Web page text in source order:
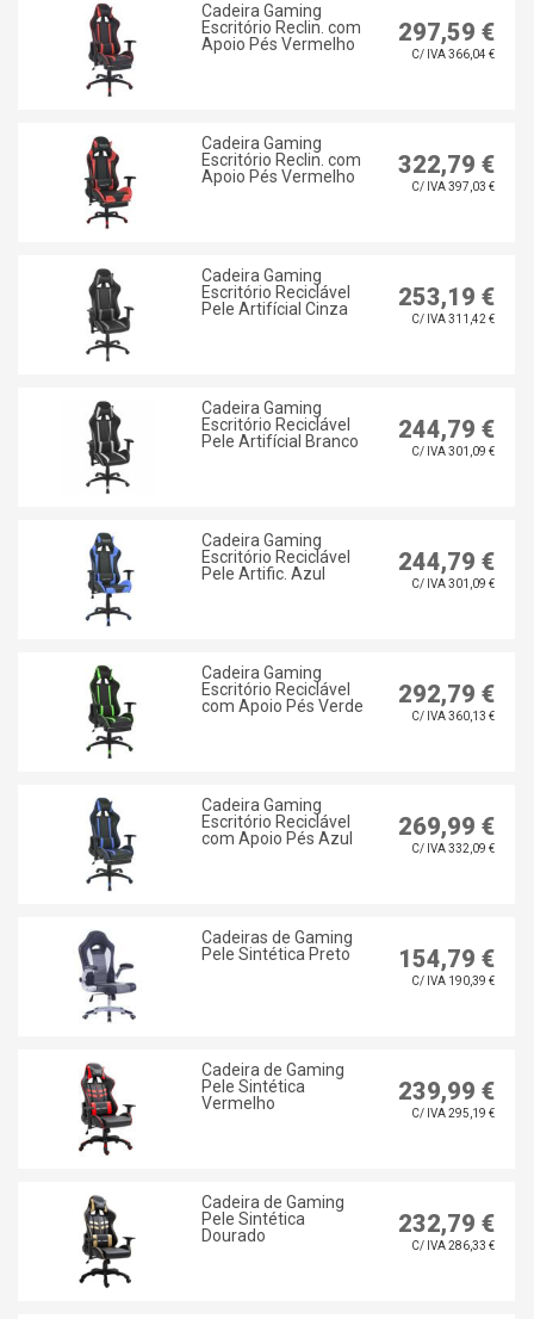
Cadeira Gaming
Escritório Reclin. com
Apoio Pés Vermelho
297,59 €
C/ IVA 366,04 €
Cadeira Gaming
Escritório Reclin. com
Apoio Pés Vermelho
322,79 €
C/ IVA 397,03 €
Cadeira Gaming
Escritório Reciclável
Pele Artifícial Cinza
253,19 €
C/ IVA 311,42 €
Cadeira Gaming
Escritório Reciclável
Pele Artifícial Branco
244,79 €
C/ IVA 301,09 €
Cadeira Gaming
Escritório Reciclável
Pele Artific. Azul
244,79 €
C/ IVA 301,09 €
Cadeira Gaming
Escritório Reciclável
com Apoio Pés Verde
292,79 €
C/ IVA 360,13 €
Cadeira Gaming
Escritório Reciclável
com Apoio Pés Azul
269,99 €
C/ IVA 332,09 €
Cadeiras de Gaming
Pele Sintética Preto
154,79 €
C/ IVA 190,39 €
Cadeira de Gaming
Pele Sintética
Vermelho
239,99 €
C/ IVA 295,19 €
Cadeira de Gaming
Pele Sintética
Dourado
232,79 €
C/ IVA 286,33 €